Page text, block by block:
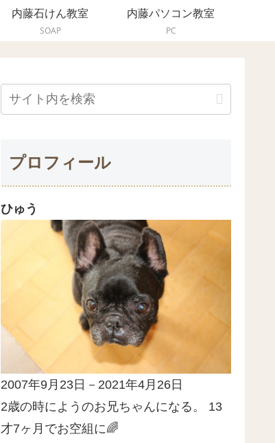
内藤石けん教室
SOAP
内藤パソコン教室
PC
プロフィール
ひゅう
2007年9月23日－2021年4月26日
2歳の時にようのお兄ちゃんになる。 13
才7ヶ月でお空組に🌈